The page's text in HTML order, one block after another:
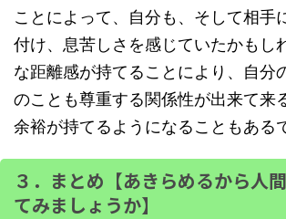
ことによって、自分も、そして相手
付け、息苦しさを感じていたかもし
な距離感が持てることにより、自分
のことも尊重する関係性が出来て来
余裕が持てるようになることもある
３．まとめ【あきらめるから人
てみましょうか】